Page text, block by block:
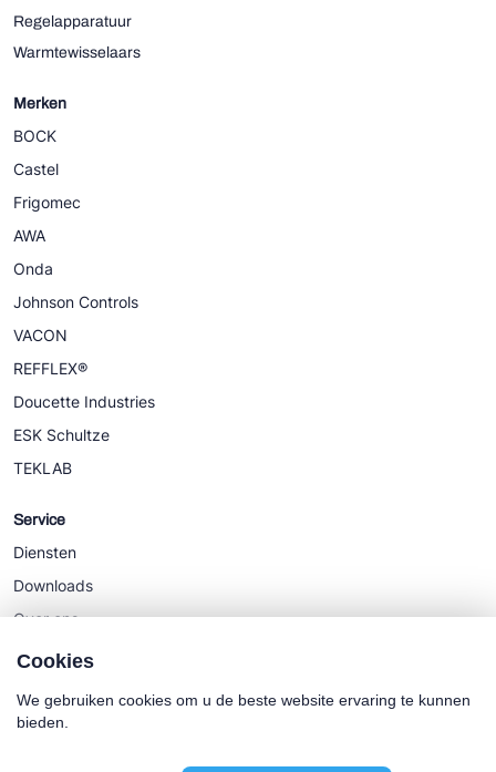
Regelapparatuur
Warmtewisselaars
Merken
BOCK
Castel
Frigomec
AWA
Onda
Johnson Controls
VACON
REFFLEX®
Doucette Industries
ESK Schultze
TEKLAB
Service
Diensten
Downloads
Over ons
Nieuws
Cookies
We gebruiken cookies om u de beste website ervaring te kunnen
bieden.